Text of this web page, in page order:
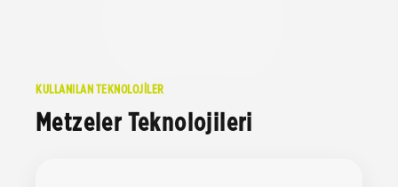
KULLANILAN TEKNOLOJİLER
Metzeler Teknolojileri